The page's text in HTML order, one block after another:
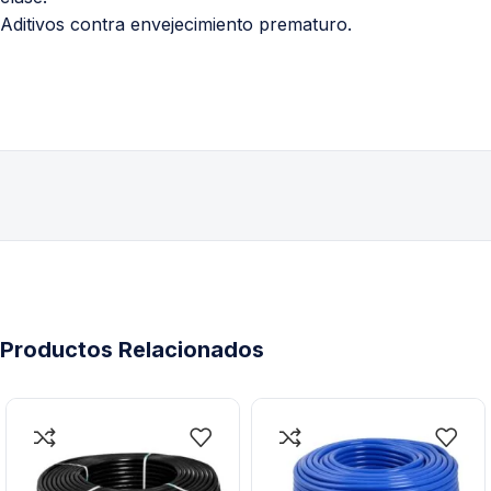
Aditivos contra envejecimiento prematuro.
Productos Relacionados